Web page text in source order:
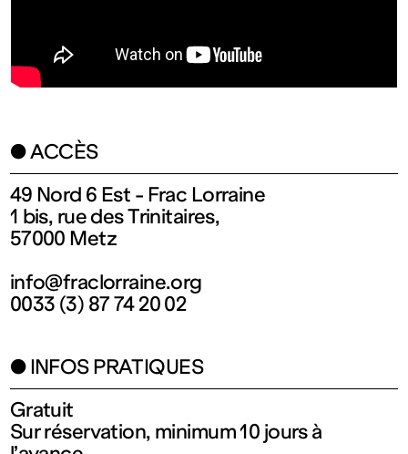
Metz
Fermé
Entrée
gratuite
Mar – Ven
: 14h – 18h
Sam – Dim
: 11h – 19h
● ACCÈS
49 Nord 6 Est - Frac Lorraine
1 bis, rue des Trinitaires,
57000 Metz
info@fraclorraine.org
0033 (3) 87 74 20 02
● INFOS PRATIQUES
Gratuit
Sur réservation, minimum 10 jours à